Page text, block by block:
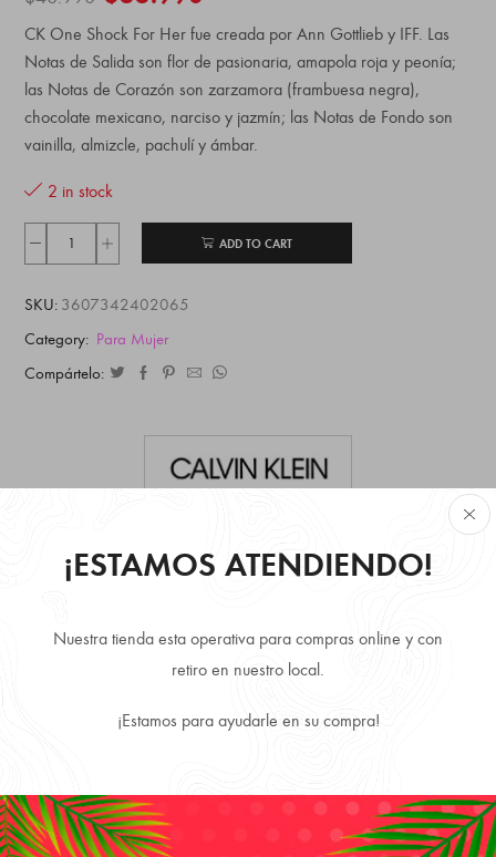
¡ESTAMOS ATENDIENDO!
Nuestra tienda esta operativa para compras online y con
retiro en nuestro local.
¡Estamos para ayudarle en su compra!
CK One Shock For Her fue creada por Ann Gottlieb y IFF. Las
Notas de Salida son flor de pasionaria, amapola roja y peonía;
las Notas de Corazón son zarzamora (frambuesa negra),
chocolate mexicano, narciso y jazmín; las Notas de Fondo son
vainilla, almizcle, pachulí y ámbar.
2 in stock
ADD TO CART
SKU: 3607342402065
Category: Para Mujer
Compártelo:
Retire Gratis en local disponibilidad inmediata.